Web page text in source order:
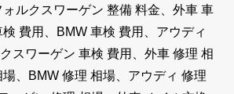
ルクスワーゲン 整備 料金、外車 車
費用、BMW 車検 費用、アウディ
スワーゲン 車検 費用、外車 修理 相
、BMW 修理 相場、アウディ 修理